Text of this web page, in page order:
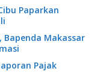
Paparkan
Makassar
Pajak